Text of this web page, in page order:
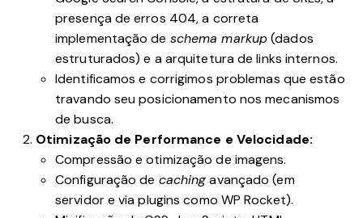
presença de erros 404, a correta
implementação de schema markup(dados
estruturados) e a arquitetura de links internos.
Identificamos e corrigimos problemas que estão
travando seu posicionamento nos mecanismos
de busca.
Otimização de Performance e Velocidade:
Compressão e otimização de imagens.
Configuração de cachingavançado (em
servidor e via plugins como WP Rocket).